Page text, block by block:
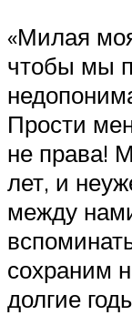
«Милая
чтобы мы
Прости
не права!
лет, и
между
сохраним
долгие